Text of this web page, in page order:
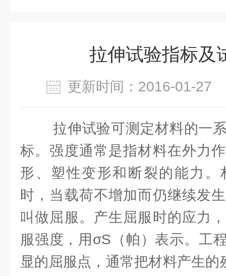
拉伸试验指标及
更新时间：2016-01-
拉伸试验可测定材料的一
标。强度通常是指材料在外力
形、塑性变形和断裂的能力
时，当载荷不增加而仍继续发
叫做屈服。产生屈服时的应力
服强度，用σS（帕）表示。工
显的屈服点，通常把材料产生